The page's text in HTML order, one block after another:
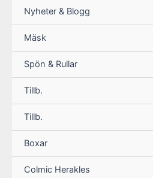
Nyheter & Blogg
Mäsk
Spön & Rullar
Tillb.
Tillb.
Boxar
Colmic Herakles